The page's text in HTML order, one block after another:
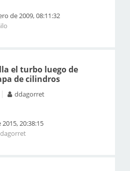
de 2009, 08:11:32
el turbo luego de
de cilindros
ddagorret
20:38:15